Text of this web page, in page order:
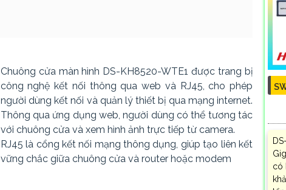
Chuông cửa màn hình DS-KH8520-WTE1 được trang bị
công nghệ kết nối thông qua web và RJ45, cho phép
người dùng kết nối và quản lý thiết bị qua mạng internet.
Thông qua ứng dụng web, người dùng có thể tương tác
với chuông cửa và xem hình ảnh trực tiếp từ camera.
RJ45 là cổng kết nối mạng thông dụng, giúp tạo liên kết
vững chắc giữa chuông cửa và router hoặc modem
có